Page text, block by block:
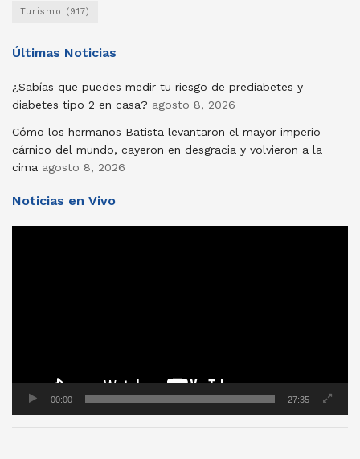
Turismo (917)
Últimas Noticias
¿Sabías que puedes medir tu riesgo de prediabetes y
diabetes tipo 2 en casa? agosto 8, 2026
Cómo los hermanos Batista levantaron el mayor imperio
cárnico del mundo, cayeron en desgracia y volvieron a la
cima agosto 8, 2026
Noticias en Vivo
00:00 27:35